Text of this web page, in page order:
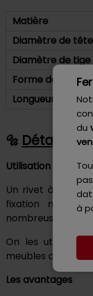
du
à
Matière
Diamètre de tête
Diamètre de tige
Forme de la tête
Longueur
Détails -
Utilisation
Un rivet à
fixation
nombreuses
On les utilise
meubles design,
Les avantages